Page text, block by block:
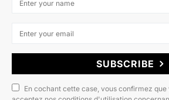
SUBSCRIBE
En cochant cette case, vous confirmez